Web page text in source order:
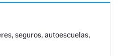
seguros, autoescuelas,